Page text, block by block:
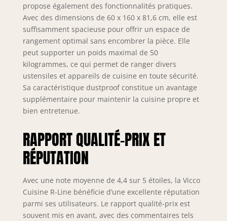
résine mélaminée.
Le plan de travail
est fabriqué en
panneau de
particules de 28
mm. CONTENU DE
LIVRAISON : bloc de
cuisine avec plan de
travail, matériel de
montage (sauf
indication contraire,
sont pas compris
dans la livraison).
propose également des fonctionnalités pratiques.
Avec des dimensions de 60 x 160 x 81,6 cm, elle est
suffisamment spacieuse pour offrir un espace de
rangement optimal sans encombrer la pièce. Elle
peut supporter un poids maximal de 50
kilogrammes, ce qui permet de ranger divers
ustensiles et appareils de cuisine en toute sécurité.
Sa caractéristique dustproof constitue un avantage
supplémentaire pour maintenir la cuisine propre et
bien entretenue.
RAPPORT QUALITÉ-PRIX ET
RÉPUTATION
Avec une note moyenne de 4,4 sur 5 étoiles, la Vicco
Cuisine R-Line bénéficie d’une excellente réputation
parmi ses utilisateurs. Le rapport qualité-prix est
souvent mis en avant, avec des commentaires tels